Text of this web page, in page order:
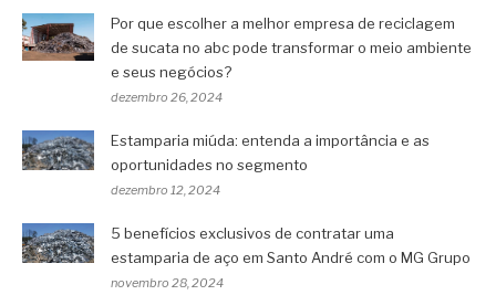
Por que escolher a melhor empresa de reciclagem
de sucata no abc pode transformar o meio ambiente
e seus negócios?
dezembro 26, 2024
Estamparia miúda: entenda a importância e as
oportunidades no segmento
dezembro 12, 2024
5 benefícios exclusivos de contratar uma
estamparia de aço em Santo André com o MG Grupo
novembro 28, 2024